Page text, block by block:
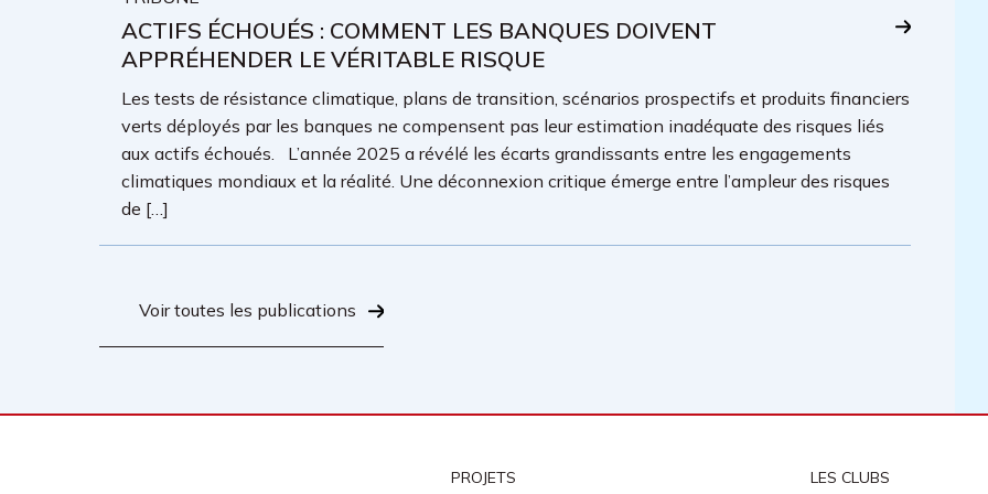
ACTIFS ÉCHOUÉS : COMMENT LES BANQUES DOIVENT
APPRÉHENDER LE VÉRITABLE RISQUE
Les tests de résistance climatique, plans de transition, scénarios prospectifs et produits financiers
verts déployés par les banques ne compensent pas leur estimation inadéquate des risques liés
aux actifs échoués. L’année 2025 a révélé les écarts grandissants entre les engagements
climatiques mondiaux et la réalité. Une déconnexion critique émerge entre l’ampleur des risques
de […]
Voir toutes les publications
PROJETS LES CLUBS